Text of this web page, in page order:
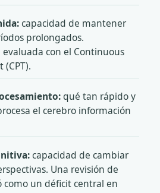
capacidad de mantener
prolongados.
con el Continuous
(CPT).
qué tan rápido y
el cerebro información
capacidad de cambiar
Una revisión de
como un déficit central en